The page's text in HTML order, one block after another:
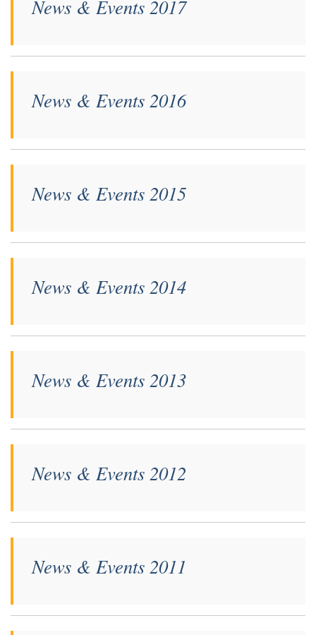
News & Events 2017
News & Events 2016
News & Events 2015
News & Events 2014
News & Events 2013
News & Events 2012
News & Events 2011